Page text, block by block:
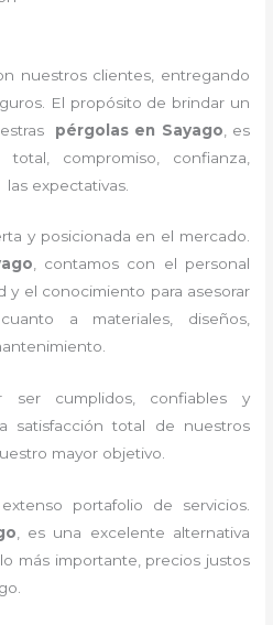
nuestros clientes, entregando
El propósito de brindar un
pérgolas en Sayago , es
total, compromiso, confianza,
expectativas.
y posicionada en el mercado.
, contamos con el personal
y el conocimiento para asesorar
a materiales, diseños,
ser cumplidos, confiables y
satisfacción total de nuestros
mayor objetivo.
portafolio de servicios.
, es una excelente alternativa
más importante, precios justos